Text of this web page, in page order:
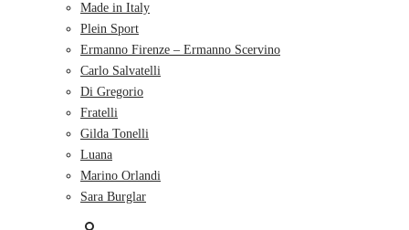
Made in Italy
Plein Sport
Ermanno Firenze – Ermanno Scervino
Carlo Salvatelli
Di Gregorio
Fratelli
Gilda Tonelli
Luana
Marino Orlandi
Sara Burglar